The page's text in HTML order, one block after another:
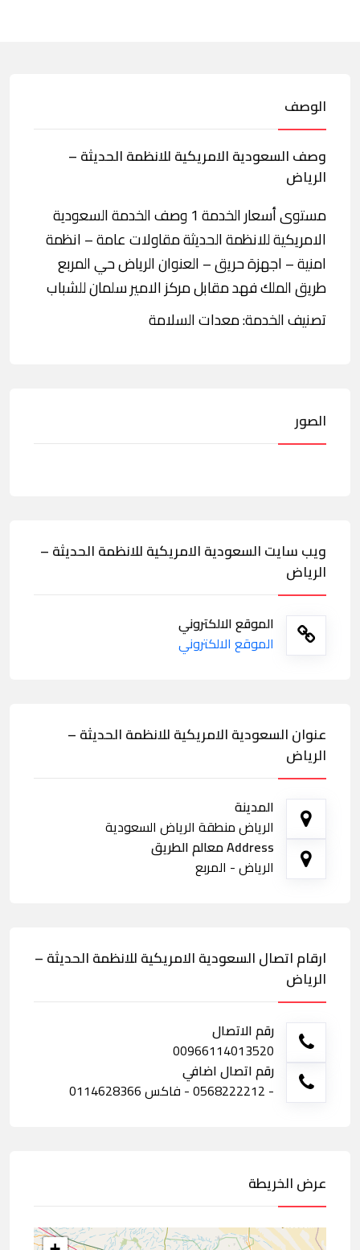
الوصف
وصف السعودية الامريكية للانظمة الحديثة –
الرياض
مستوى أسعار الخدمة 1 وصف الخدمة السعودية
الامريكية للانظمة الحديثة مقاولات عامة – انظمة
امنية – اجهزة حريق – العنوان الرياض حي المربع
طريق الملك فهد مقابل مركز الامير سلمان للشباب
تصنيف الخدمة: معدات السلامة
الصور
ويب سايت السعودية الامريكية للانظمة الحديثة –
الرياض
الموقع الالكتروني
الموقع الالكتروني
عنوان السعودية الامريكية للانظمة الحديثة –
الرياض
المدينة
الرياض منطقة الرياض السعودية
Address معالم الطريق
الرياض - المربع
ارقام اتصال السعودية الامريكية للانظمة الحديثة –
الرياض
رقم الاتصال
00966114013520
رقم اتصال اضافي
- 0568222212 - فاكس 0114628366
عرض الخريطة